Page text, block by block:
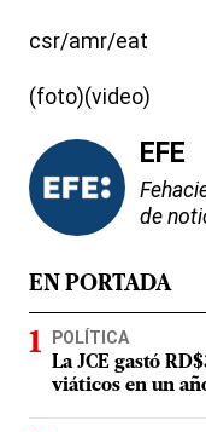
csr/amr/eat
(foto)(video)
EFE
de
EN PORTADA
POLÍTICA
La JCE gastó
viáticos en un